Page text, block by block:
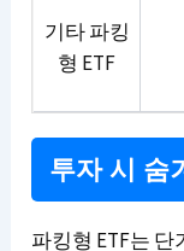
기타 파킹
형 ETF
투자 시 숨
파킹형 ETF는 단